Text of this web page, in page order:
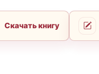
Скачать книгу